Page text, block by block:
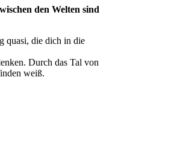
den Welten sind
quasi, die dich in die
Durch das Tal von
weiß.